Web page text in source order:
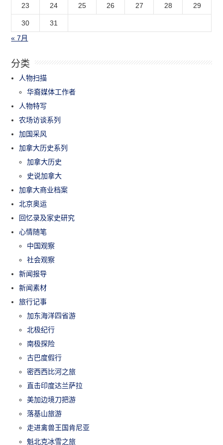
23 24 25 26 27 28 29
30
31
« 7月
分类
人物扫描
华裔媒体工作者
人物特写
农场访谈系列
加国采风
加拿大历史系列
加拿大历史
史说加拿大
加拿大商业档案
北京奥运
回忆录及家史研究
心情随笔
中国观察
社会观察
新闻报导
新闻素材
旅行记事
加东海洋四省游
北极纪行
南极探险
古巴度假行
密西西比河之旅
直击印度达兰萨拉
美加边境刀把游
落基山旅游
走进禽兽王国肯尼亚
魁北克冰雪之旅